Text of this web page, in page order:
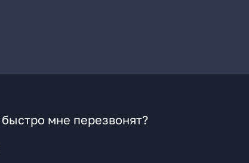
мне перезвонят?